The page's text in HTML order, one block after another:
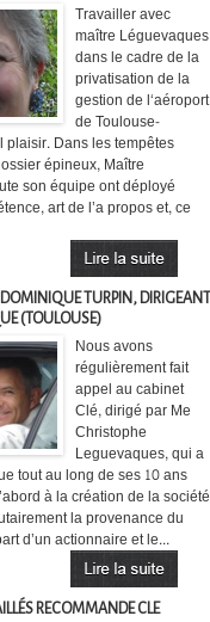
Travailler avec
maître Léguevaques
dans le cadre de la
privatisation de la
gestion de l‘aéroport
de Toulouse-
plaisir. Dans les tempêtes
épineux, Maître
son équipe ont déployé
art de l’a propos et, ce
TURPIN, DIRIGEANT
(TOULOUSE)
Nous avons
régulièrement fait
appel au cabinet
Clé, dirigé par Me
Christophe
Leguevaques, qui a
tout au long de ses 10 ans
à la création de la société
la provenance du
d’un actionnaire et le...
RECOMMANDE CLE